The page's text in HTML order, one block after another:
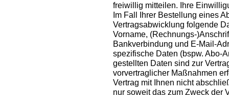
freiwillig mitteilen. Ihre
Im Fall Ihrer Bestellung eines
Vertragsabwicklung folgende
Vorname, (Rechnungs-
Bankverbindung und E-Mail-
spezifische Daten (bspw. Abo-
gestellten Daten sind zur
vorvertraglicher Maßnahmen
Vertrag mit Ihnen nicht
nur soweit das zum Zweck der